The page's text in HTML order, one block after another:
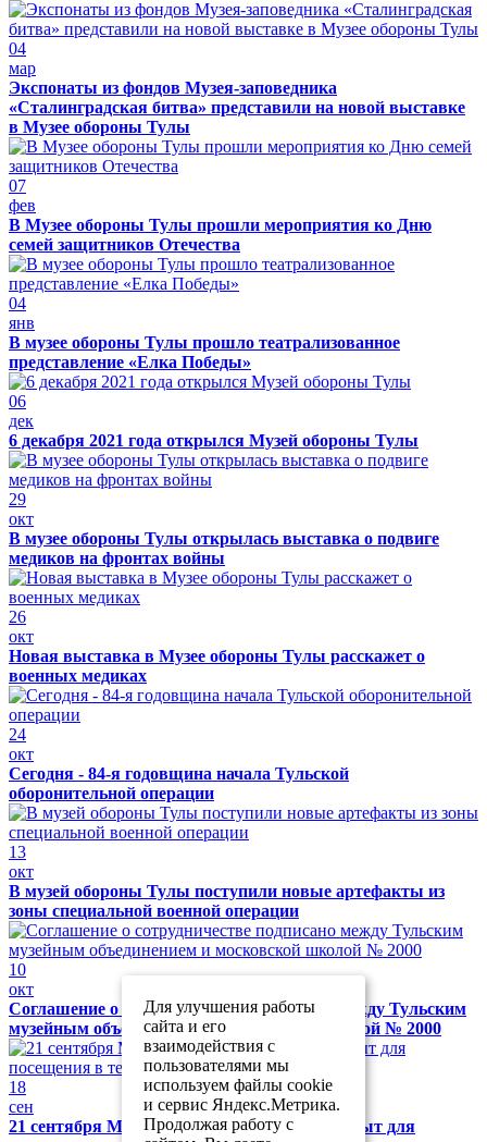
04
мар
Экспонаты из фондов Музея-заповедника
«Сталинградская битва» представили на новой выставке
в Музее обороны Тулы
07
фев
В Музее обороны Тулы прошли мероприятия ко Дню
семей защитников Отечества
04
янв
В музее обороны Тулы прошло театрализованное
представление «Елка Победы»
06
дек
6 декабря 2021 года открылся Музей обороны Тулы
29
окт
В музее обороны Тулы открылась выставка о подвиге
медиков на фронтах войны
26
окт
Новая выставка в Музее обороны Тулы расскажет о
военных медиках
24
окт
Сегодня - 84-я годовщина начала Тульской
оборонительной операции
13
окт
В музей обороны Тулы поступили новые артефакты из
зоны специальной военной операции
10
окт
Соглашение о сотрудничестве подписано между Тульским
музейным объединением и московской школой № 2000
18
сен
21 сентября Музей обороны Тулы будет закрыт для
Для улучшения работы
сайта и его
взаимодействия с
пользователями мы
используем файлы cookie
и сервис Яндекс.Метрика.
Продолжая работу с